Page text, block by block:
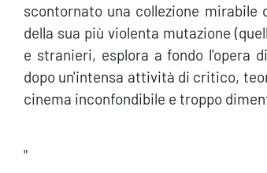
scontornato una collezione
della sua più violenta mutazione
e stranieri, esplora a fondo l'opera
dopo un'intensa attività di critico,
cinema inconfondibile e troppo
"